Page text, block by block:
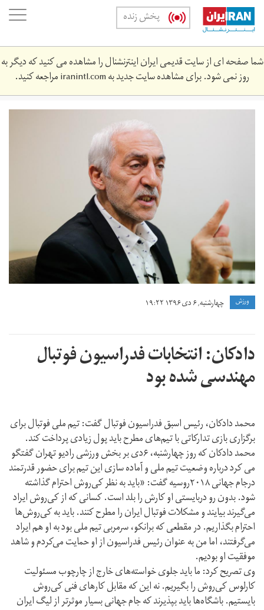
Skip
main
content
پخش زنده
شما صفحه ای از سایت قدیمی ایران اینترنشنال را مشاهده می کنید که دیگر به
روز نمی شود. برای مشاهده سایت جدید بهiranintl.comمراجعه کنید.
mhmdddkhn.jpg
ورزش چهارشنبه, ۶ دی ۱۳۹۶ ۱۹:۲۲
دادکان: انتخابات فدراسیون فوتبال
مهندسی شده بود
محمد دادکان، رئیس اسبق فدراسیون فوتبال گفت: تیم ملی فوتبال برای
برگزاری بازی تدارکاتی با تیم‌های مطرح باید پول زیادی پرداخت کند.
محمد دادکان که روز چهارشنبه، ۶دی بر بخش ورزشی رادیو تهران گفتگو
می کرد درباره وضعیت تیم ملی و آماده سازی این تیم برای حضور قدرتمند
درجام جهانی ۲۰۱۸روسیه گفت: «باید به نظر کی‌روش احترام گذاشته
شود. بدون رو دربایستی او کارش را بلد است. کسانی که از کی‌روش ایراد
می‌گیرند بیایند و مشکلات فوتبال ایران را مطرح کنند. باید به کی‌روش‌ها
احترام بگذاریم. در مقطعی که برانکو، سرمربی تیم‌ ‌ملی بود به او هم ایراد
می‌گرفتند، اما من به عنوان رئیس فدراسیون از او حمایت می‌کردم و شاهد
موفقیت او بودیم.
وی تصریح کرد: ما باید جلوی خواسته‌های خارج از چارچوب مسئولیت
کارلوس کی‌روش را بگیریم. نه این که مقابل کارهای فنی کی‌روش
بایستیم. باشگاه‌ها باید بپذیرند که جام جهانی بسیار موثرتر از لیگ ایران